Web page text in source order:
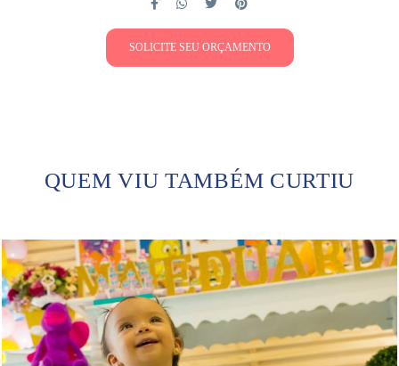
SOLICITE SEU ORÇAMENTO
QUEM VIU TAMBÉM CURTIU